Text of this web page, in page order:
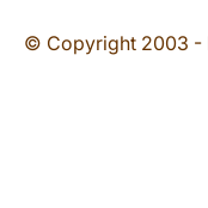
© Copyright 2003 -